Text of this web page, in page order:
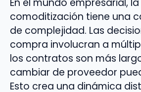
En el mundo empresarial, la
comoditización tiene una
de complejidad. Las
compra involucran a
los contratos son más
cambiar de proveedor
Esto crea una dinámica